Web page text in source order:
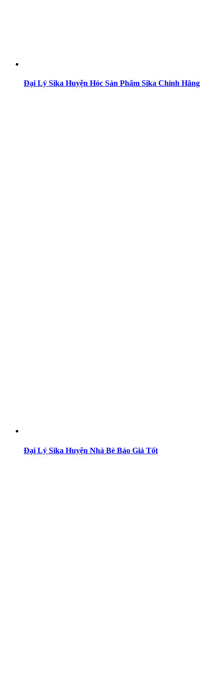
Đại Lý Sika Huyện Hóc Sản Phẩm Sika Chính Hãng
Đại Lý Sika Huyện Nhà Bè Báo Giá Tốt